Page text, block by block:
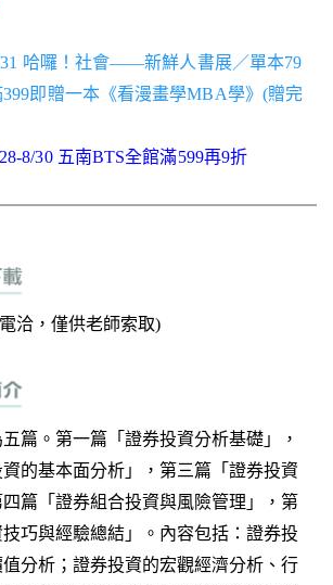
31 哈囉！社會——新鮮人書展／單本79
即贈一本《看漫畫學MBA學》(贈完
8/30 五南BTS全館滿599再9折
洽，僅供老師索取)